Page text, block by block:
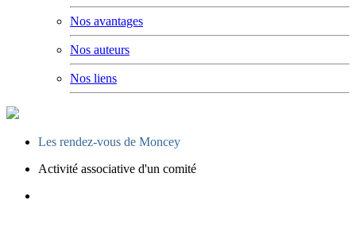
Nos avantages
Nos auteurs
Nos liens
Les rendez-vous de Moncey
Activité associative d'un comité